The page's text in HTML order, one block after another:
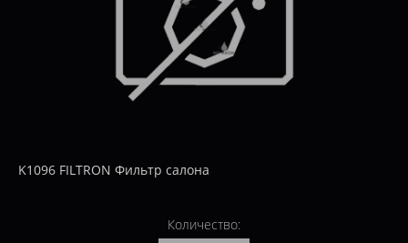
K1096 FILTRON Фильтр салона
Количество: